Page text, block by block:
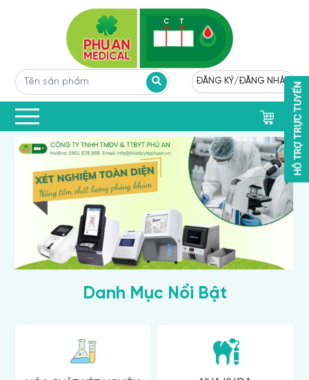
ĐĂNG KÝ/ĐĂNG NHẬP
Danh Mục Nổi Bật